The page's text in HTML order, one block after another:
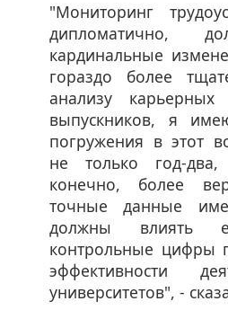
"Мониторинг
дипломатично,
кардинальные
гораздо более
анализу
выпускников, я
погружения в этот
не только год-
конечно, более
точные данные
должны влиять
контрольные цифры
эффективности
университетов", -